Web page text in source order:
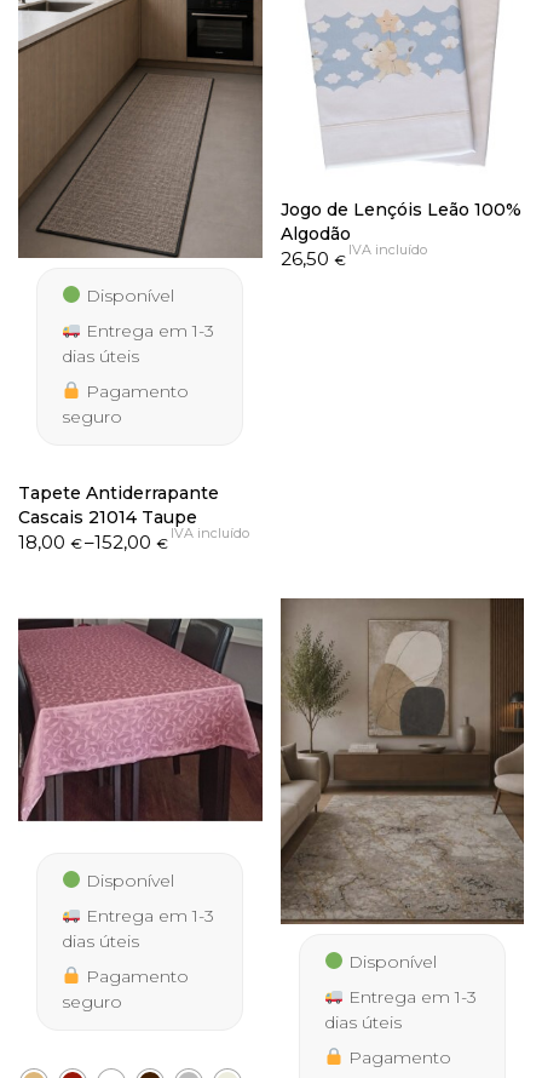
Disponível
Entrega em 1-3
dias úteis
Pagamento
seguro
Tapete Antiderrapante
Cascais 21014 Taupe
18,00 €–152,00€
Price
through
152,00 €
IVA incluído
Jogo de Lençóis Leão 100%
Algodão
26,50 €
IVA incluído
Disponível
Entrega em 1-3
dias úteis
Pagamento
seguro
Disponível
Entrega em 1-3
dias úteis
Pagamento